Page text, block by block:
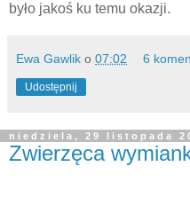
było jakoś ku temu okazji.
Ewa Gawlik o 07:02 6
Udostępnij
niedziela, 29 listopada
Zwierzęca